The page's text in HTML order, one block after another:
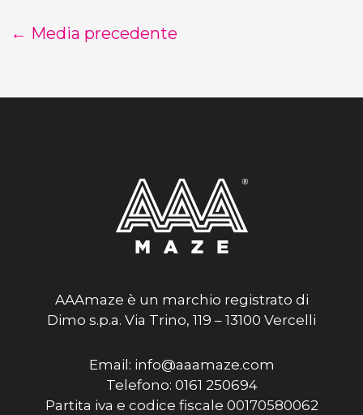
← Media precedente
AAAmaze è un marchio registrato di
Dimo s.p.a. Via Trino, 119 – 13100 Vercelli
Email: info@aaamaze.com
Telefono: 0161 250694
Partita iva e codice fiscale 00170580062